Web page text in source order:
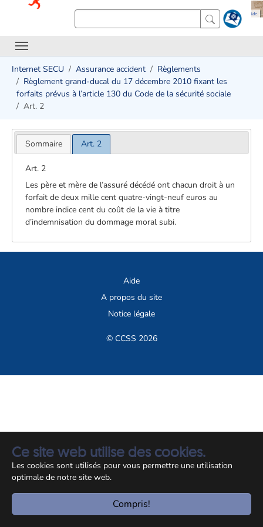
Ce site web utilise des cookies.
Les cookies sont utilisés pour vous permettre une utilisation
optimale de notre site web.
Compris!
Internet SECU Assurance accident
Règlements
Règlement grand-ducal du 17 décembre 2010 fixant les
forfaits prévus à l’article 130 du Code de la sécurité sociale
Art. 2
Sommaire Art. 2
Art. 2
Les père et mère de l’assuré décédé ont chacun droit à un
forfait de deux mille cent quatre-vingt-neuf euros au
nombre indice cent du coût de la vie à titre
d’indemnisation du dommage moral subi.
Aide
A propos du site
Notice légale
© CCSS 2026